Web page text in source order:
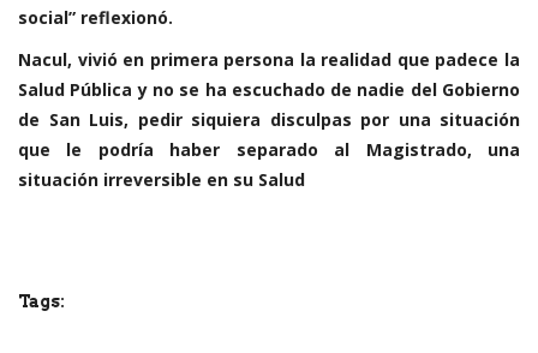
social” reflexionó.
Nacul, vivió en primera persona la realidad que padece la
Salud Pública y no se ha escuchado de nadie del Gobierno
de San Luis, pedir siquiera disculpas por una situación
que le podría haber separado al Magistrado, una
situación irreversible en su Salud
Tags: